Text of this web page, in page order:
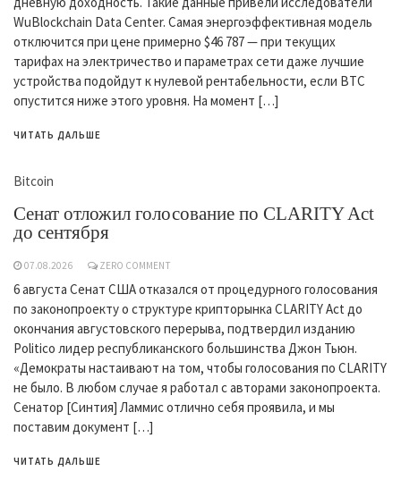
WuBlockchain Data Center. Самая энергоэффективная модель
отключится при цене примерно $46 787 — при текущих
тарифах на электричество и параметрах сети даже лучшие
устройства подойдут к нулевой рентабельности, если BTC
опустится ниже этого уровня. На момент […]
ЧИТАТЬ ДАЛЬШЕ
Bitcoin
Сенат отложил голосование по CLARITY Act
до сентября
07.08.2026 ZERO COMMENT
6 августа Сенат США отказался от процедурного голосования
по законопроекту о структуре крипторынка CLARITY Act до
окончания августовского перерыва, подтвердил изданию
Politico лидер республиканского большинства Джон Тьюн.
«Демократы настаивают на том, чтобы голосования по CLARITY
не было. В любом случае я работал с авторами законопроекта.
Сенатор [Синтия] Ламмис отлично себя проявила, и мы
поставим документ […]
ЧИТАТЬ ДАЛЬШЕ